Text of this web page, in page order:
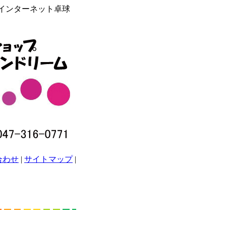
ンターネット卓球
わせ | サイトマップ|